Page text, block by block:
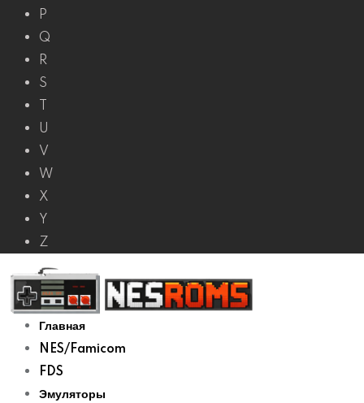
P
Q
R
S
U
V
W
X
Y
Z
Главная
NES/Famicom
FDS
Эмуляторы